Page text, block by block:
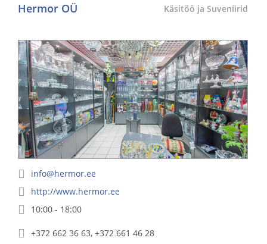
Hermor OÜ Käsitöö ja Suveniirid
info@hermor.ee
http://www.hermor.ee
10:00 - 18:00
+372 662 36 63, +372 661 46 28